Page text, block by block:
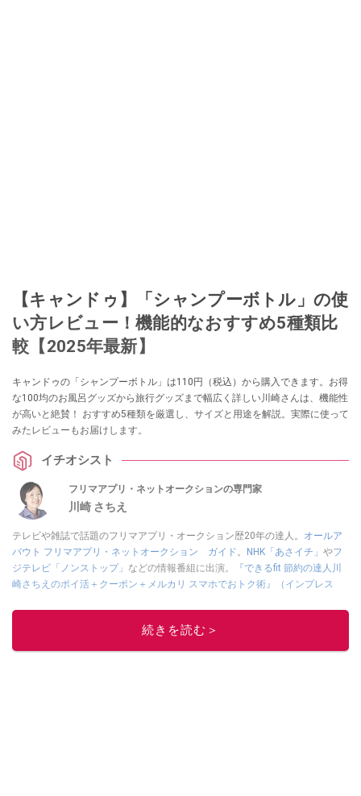
【キャンドゥ】「シャンプーボトル」の使
い方レビュー！機能的なおすすめ5種類比
較【2025年最新】
キャンドゥの「シャンプーボトル」は110円（税込）から購入できます。お得
な100均のお風呂グッズから旅行グッズまで幅広く詳しい川崎さんは、機能性
が高いと絶賛！ おすすめ5種類を厳選し、サイズと用途を解説。実際に使って
みたレビューもお届けします。
イチオシスト
フリマアプリ・ネットオークションの専門家
川崎 さちえ
テレビや雑誌で話題のフリマアプリ・オークション歴20年の達人。 オールア
バウト フリマアプリ・ネットオークション ガイド 。 NHK「あさイチ」 やフ
ジテレビ「ノンストップ」 などの情報番組に出演。
『できるfit 節約の達人川
崎さちえのポイ活＋クーポン＋メルカリ スマホでおトク術』（インプレス
的に稼ぐ！』（翔泳社刊）
■経歴：2003年、夫が子育てをするために、突然会社を辞める。翌月からの
続きを読む＞